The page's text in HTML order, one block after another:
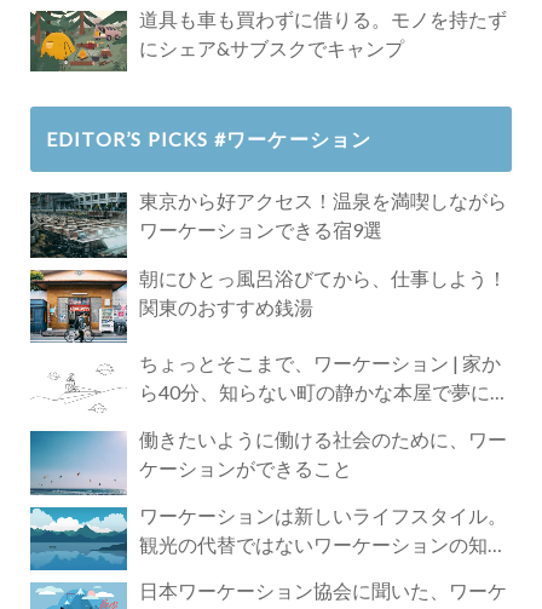
道具も車も買わずに借りる。モノを持たず
にシェア&サブスクでキャンプ
EDITOR’S PICKS #ワーケーション
東京から好アクセス！温泉を満喫しながら
ワーケーションできる宿9選
朝にひとっ風呂浴びてから、仕事しよう！
関東のおすすめ銭湯
ちょっとそこまで、ワーケーション | 家か
ら40分、知らない町の静かな本屋で夢に近
働きたいように働ける社会のために、ワー
ケーションができること
ワーケーションは新しいライフスタイル。
観光の代替ではないワーケーションの知ら
日本ワーケーション協会に聞いた、ワーケ